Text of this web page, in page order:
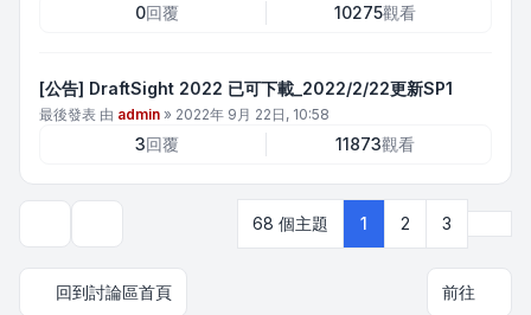
0回覆 10275觀看
[公告] DraftSight 2022 已可下載_2022/2/22更新SP1
最後發表 由 admin » 2022年 9月 22日, 10:58
3回覆 11873觀看
68 個主題 1 2 3
回到討論區首頁 前往